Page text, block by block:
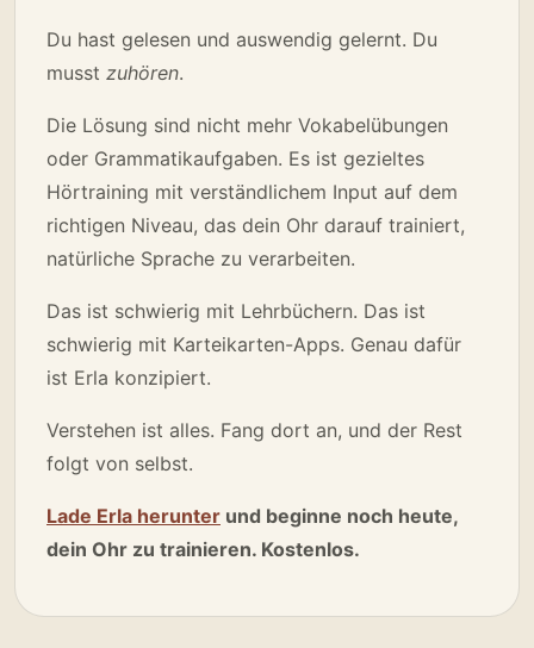
Du hast gelesen und auswendig gelernt. Du
musst zuhören.
Die Lösung sind nicht mehr Vokabelübungen
oder Grammatikaufgaben. Es ist gezieltes
Hörtraining mit verständlichem Input auf dem
richtigen Niveau, das dein Ohr darauf trainiert,
natürliche Sprache zu verarbeiten.
Das ist schwierig mit Lehrbüchern. Das ist
schwierig mit Karteikarten-Apps. Genau dafür
ist Erla konzipiert.
Verstehen ist alles. Fang dort an, und der Rest
folgt von selbst.
Lade Erla herunter und beginne noch heute,
dein Ohr zu trainieren. Kostenlos.